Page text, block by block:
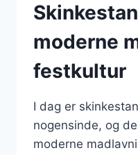
moderne
festkultur
I dag er
nogensinde, og
moderne